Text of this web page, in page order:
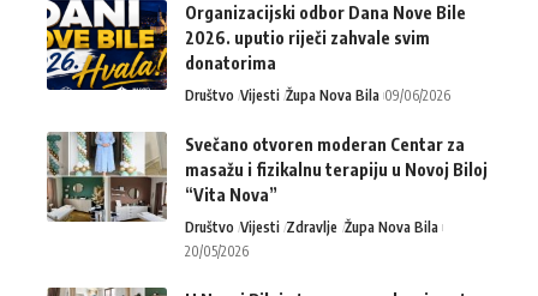
Organizacijski odbor Dana Nove Bile
2026. uputio riječi zahvale svim
donatorima
Društvo Vijesti Župa Nova Bila 09/06/2026
Svečano otvoren moderan Centar za
masažu i fizikalnu terapiju u Novoj Biloj
“Vita Nova”
Društvo Vijesti Zdravlje Župa Nova Bila
20/05/2026